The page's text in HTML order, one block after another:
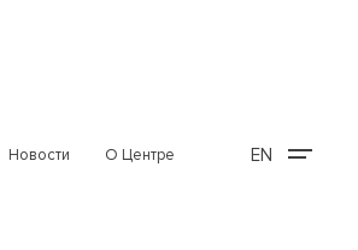
Новости О Центре EN